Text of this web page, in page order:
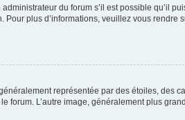
du forum s’il est possible qu’il
plus d’informations, veuillez vous rendre
représentée par des étoiles, des
forum. L’autre image, généralement plus